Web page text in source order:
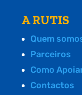
A RUTIS
Quem
Parceiros
Como
Contactos